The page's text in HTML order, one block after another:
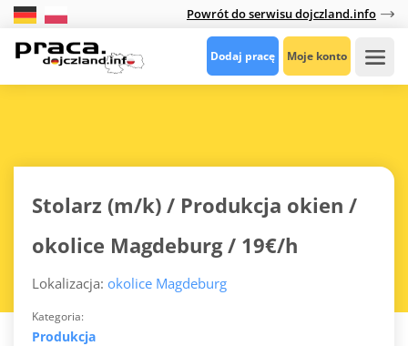
Powrót do serwisu dojczland.info
Dodaj pracę Moje konto
Stolarz (m/k) / Produkcja okien /
okolice Magdeburg / 19€/h
Lokalizacja: okolice Magdeburg
Kategoria
Produkcja